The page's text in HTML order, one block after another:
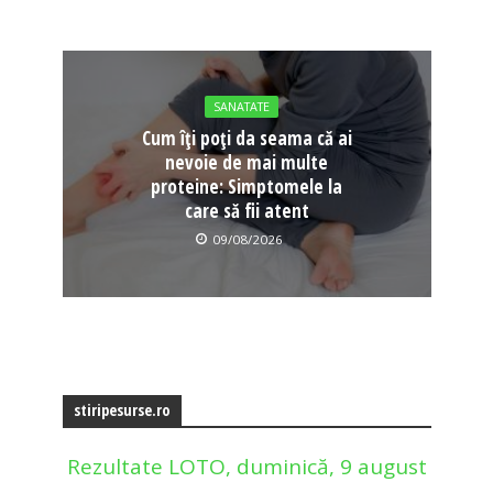
SANATATE
Cum îți poți da seama că ai
nevoie de mai multe
proteine: Simptomele la
care să fii atent
09/08/2026
stiripesurse.ro
Rezultate LOTO, duminică, 9 august